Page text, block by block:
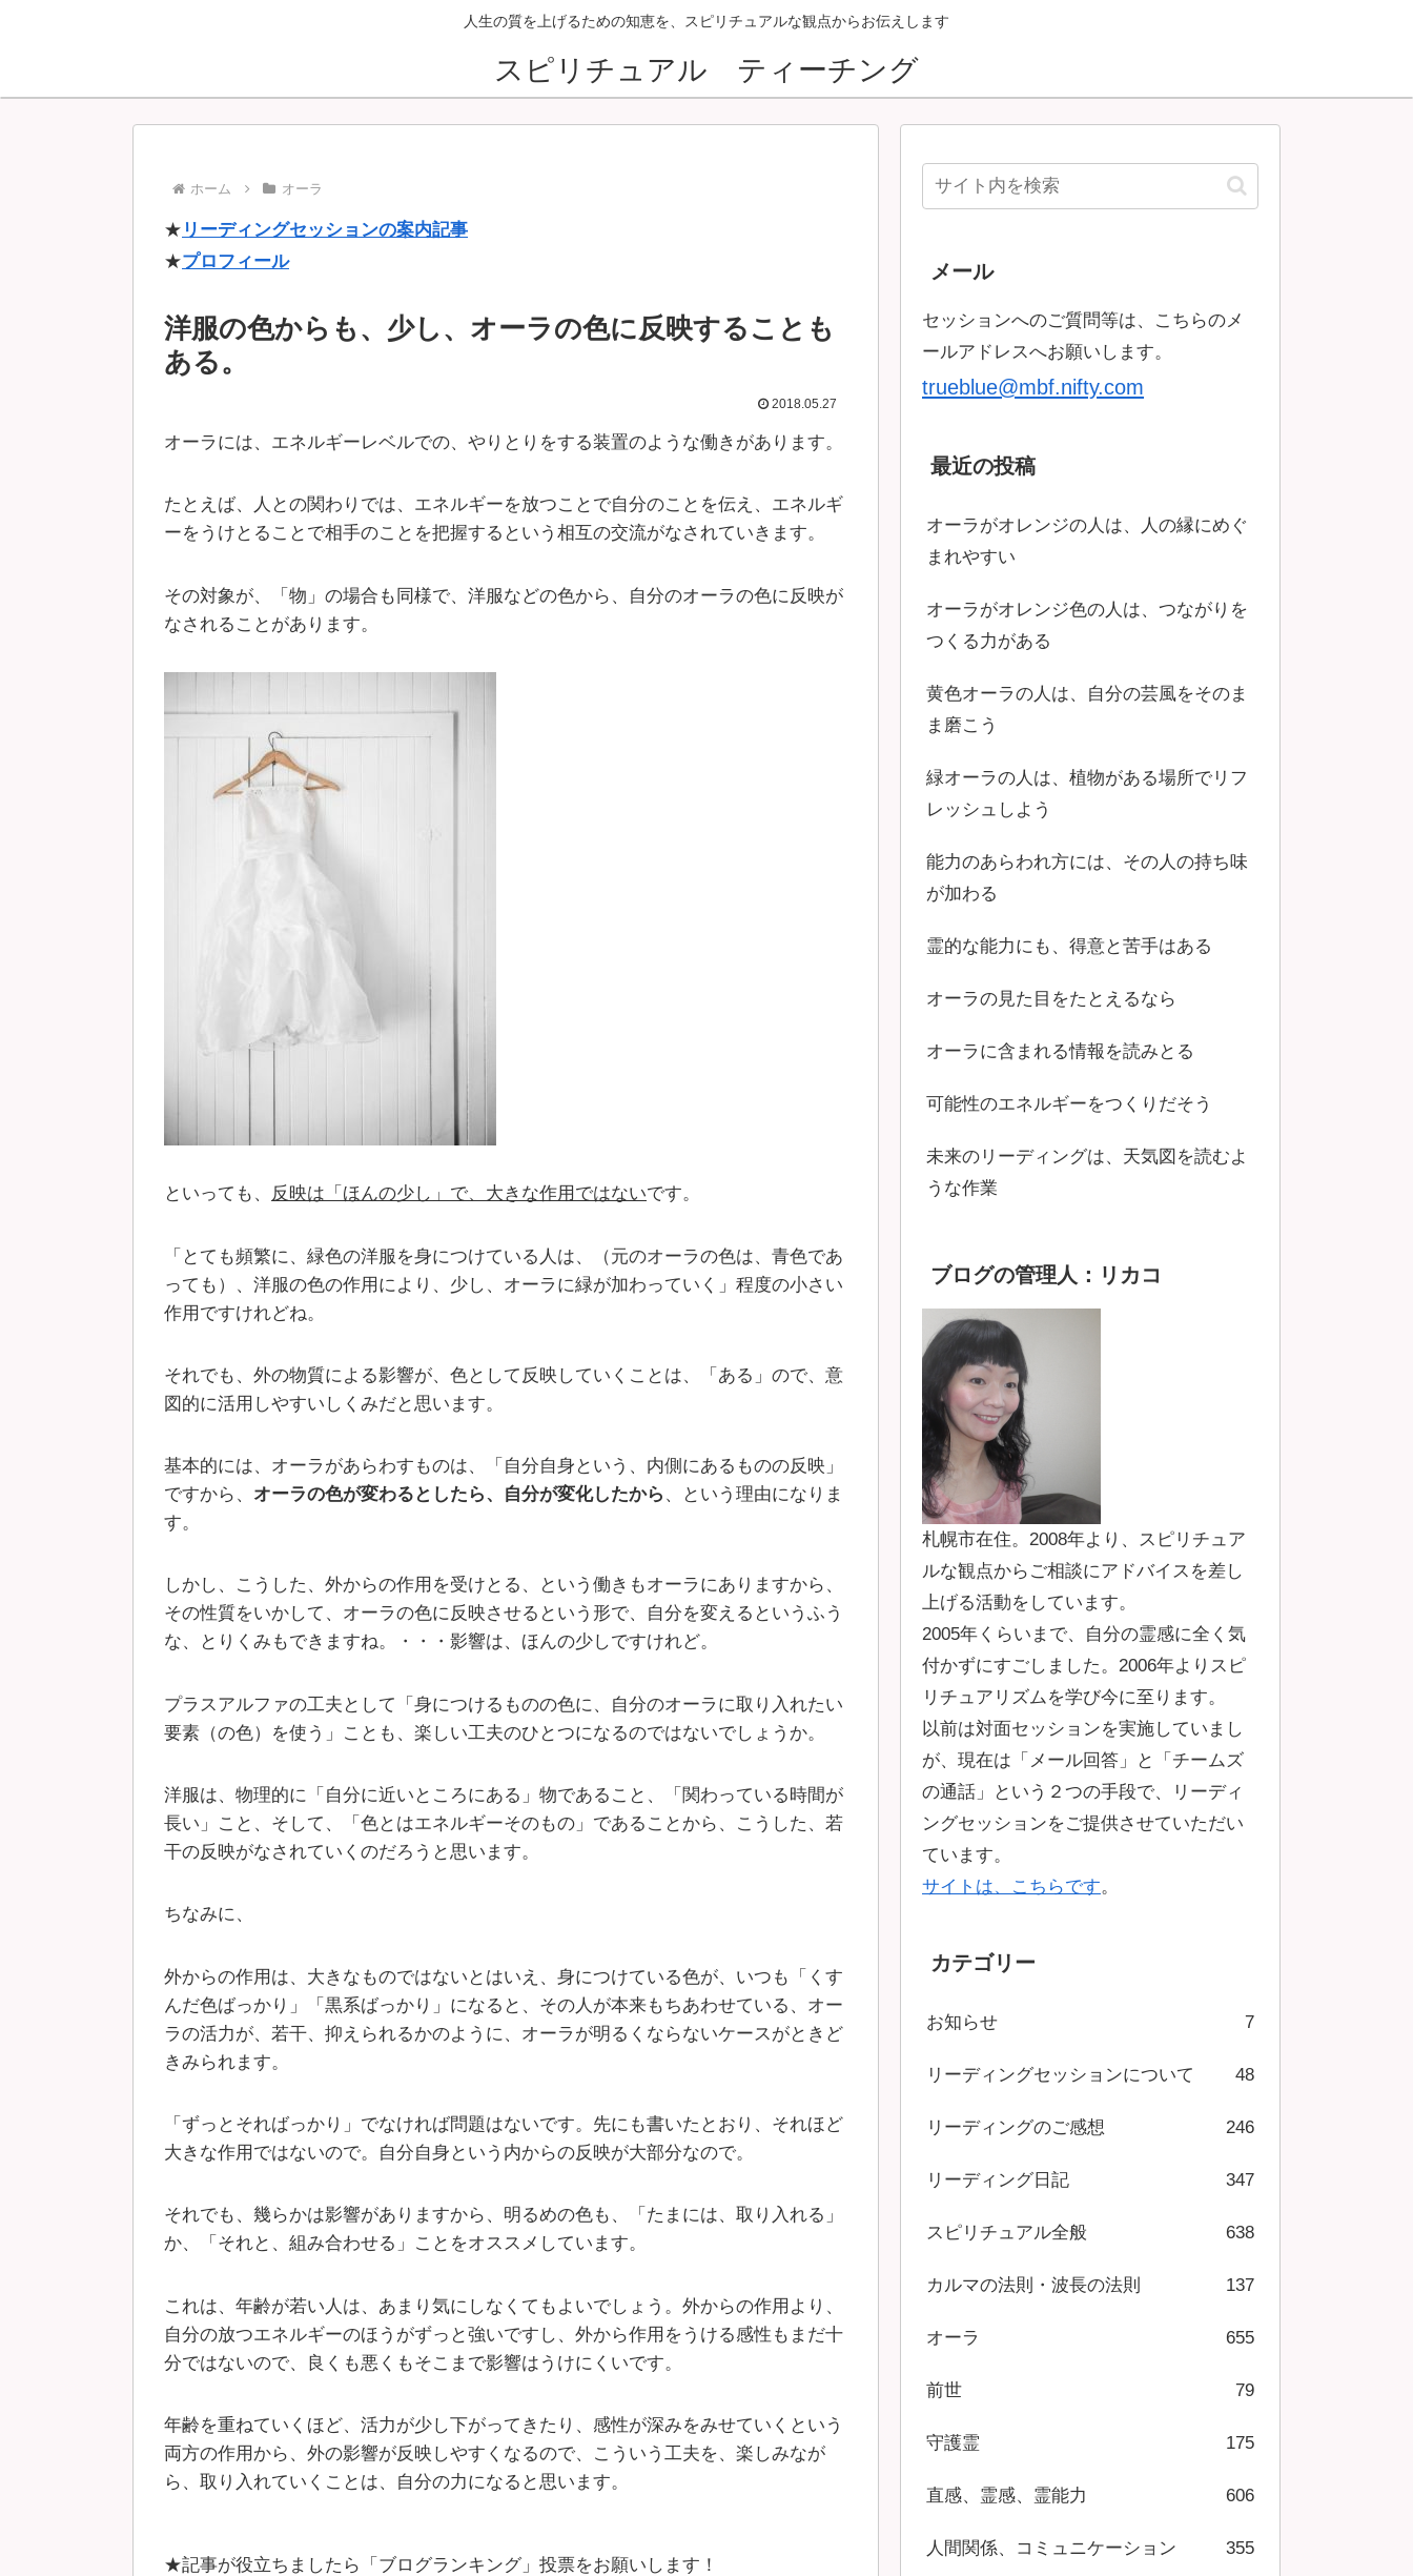
人生の質を上げるための知恵を、スピリチュアルな観点からお伝えします
スピリチュアル ティーチング
ホーム オーラ
★ リーディングセッションの案内記事
★プロフィール
洋服の色からも、少し、オーラの色に反映することも
ある。
2018.05.27
オーラには、エネルギーレベルでの、やりとりをする装置のような働きがあります。
たとえば、人との関わりでは、エネルギーを放つことで自分のことを伝え、エネルギ
ーをうけとることで相手のことを把握するという相互の交流がなされていきます。
その対象が、「物」の場合も同様で、洋服などの色から、自分のオーラの色に反映が
なされることがあります。
といっても、 反映は「ほんの少し」で、大きな作用ではないです。
「とても頻繁に、緑色の洋服を身につけている人は、（元のオーラの色は、青色であ
っても）、洋服の色の作用により、少し、オーラに緑が加わっていく」程度の小さい
作用ですけれどね。
それでも、外の物質による影響が、色として反映していくことは、「ある」ので、意
図的に活用しやすいしくみだと思います。
基本的には、オーラがあらわすものは、「自分自身という、内側にあるものの反映」
ですから、 オーラの色が変わるとしたら、自分が変化したから 、という理由になりま
す。
しかし、こうした、外からの作用を受けとる、という働きもオーラにありますから、
その性質をいかして、オーラの色に反映させるという形で、自分を変えるというふう
な、とりくみもできますね。・・・影響は、ほんの少しですけれど。
プラスアルファの工夫として「身につけるものの色に、自分のオーラに取り入れたい
要素（の色）を使う」ことも、楽しい工夫のひとつになるのではないでしょうか。
洋服は、物理的に「自分に近いところにある」物であること、「関わっている時間が
長い」こと、そして、「色とはエネルギーそのもの」であることから、こうした、若
干の反映がなされていくのだろうと思います。
ちなみに、
外からの作用は、大きなものではないとはいえ、身につけている色が、いつも「くす
んだ色ばっかり」「黒系ばっかり」になると、その人が本来もちあわせている、オー
ラの活力が、若干、抑えられるかのように、オーラが明るくならないケースがときど
きみられます。
「ずっとそればっかり」でなければ問題はないです。先にも書いたとおり、それほど
大きな作用ではないので。自分自身という内からの反映が大部分なので。
それでも、幾らかは影響がありますから、明るめの色も、「たまには、取り入れる」
か、「それと、組み合わせる」ことをオススメしています。
これは、年齢が若い人は、あまり気にしなくてもよいでしょう。外からの作用より、
自分の放つエネルギーのほうがずっと強いですし、外から作用をうける感性もまだ十
分ではないので、良くも悪くもそこまで影響はうけにくいです。
年齢を重ねていくほど、活力が少し下がってきたり、感性が深みをみせていくという
両方の作用から、外の影響が反映しやすくなるので、こういう工夫を、楽しみなが
ら、取り入れていくことは、自分の力になると思います。
★記事が役立ちましたら「ブログランキング」投票をお願いします！
メール
セッションへのご質問等は、こちらのメ
ールアドレスへお願いします。
trueblue@mbf.nifty.com
最近の投稿
オーラがオレンジの人は、人の縁にめぐ
まれやすい
オーラがオレンジ色の人は、つながりを
つくる力がある
黄色オーラの人は、自分の芸風をそのま
ま磨こう
緑オーラの人は、植物がある場所でリフ
レッシュしよう
能力のあらわれ方には、その人の持ち味
が加わる
霊的な能力にも、得意と苦手はある
オーラの見た目をたとえるなら
オーラに含まれる情報を読みとる
可能性のエネルギーをつくりだそう
未来のリーディングは、天気図を読むよ
うな作業
ブログの管理人：リカコ
札幌市在住。2008年より、スピリチュア
ルな観点からご相談にアドバイスを差し
上げる活動をしています。
2005年くらいまで、自分の霊感に全く気
付かずにすごしました。2006年よりスピ
リチュアリズムを学び今に至ります。
以前は対面セッションを実施していまし
が、現在は「メール回答」と「チームズ
の通話」という２つの手段で、リーディ
ングセッションをご提供させていただい
ています。
サイトは、こちらです。
カテゴリー
お知らせ 7
リーディングセッションについて 48
リーディングのご感想 246
リーディング日記 347
スピリチュアル全般 638
カルマの法則・波長の法則 137
オーラ 655
前世 79
守護霊 175
直感、霊感、霊能力 606
人間関係、コミュニケーション 355